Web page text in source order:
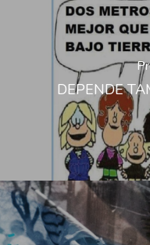
DEPENDE